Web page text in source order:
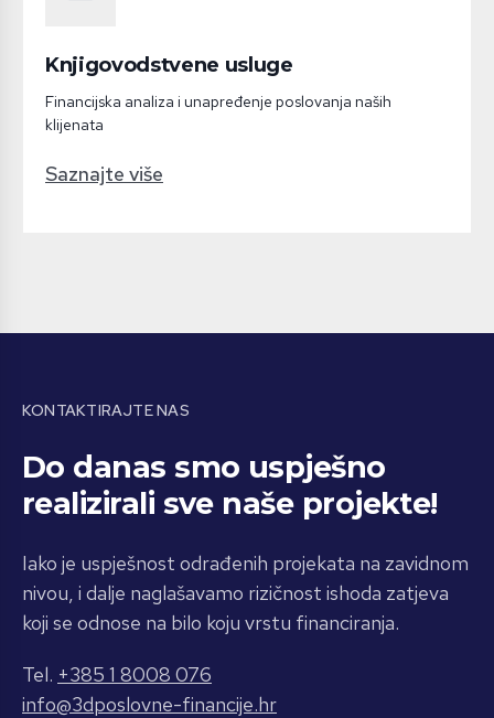
Knjigovodstvene usluge
Financijska analiza i unapređenje poslovanja naših
klijenata
Saznajte više
KONTAKTIRAJTE NAS
Do danas smo uspješno
realizirali sve naše projekte!
Iako je uspješnost odrađenih projekata na zavidnom
nivou, i dalje naglašavamo rizičnost ishoda zatjeva
koji se odnose na bilo koju vrstu financiranja.
Tel. +385 1 8008 076
info@3dposlovne-financije.hr